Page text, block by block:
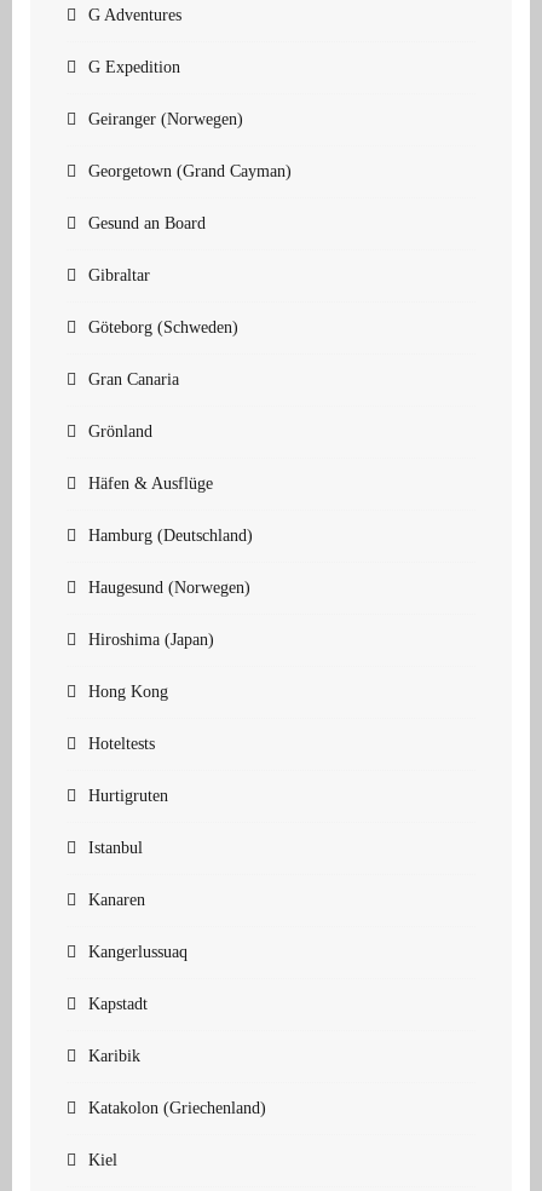
G Adventures
G Expedition
Geiranger (Norwegen)
Georgetown (Grand Cayman)
Gesund an Board
Gibraltar
Göteborg (Schweden)
Gran Canaria
Grönland
Häfen & Ausflüge
Hamburg (Deutschland)
Haugesund (Norwegen)
Hiroshima (Japan)
Hong Kong
Hoteltests
Hurtigruten
Istanbul
Kanaren
Kangerlussuaq
Kapstadt
Karibik
Katakolon (Griechenland)
Kiel